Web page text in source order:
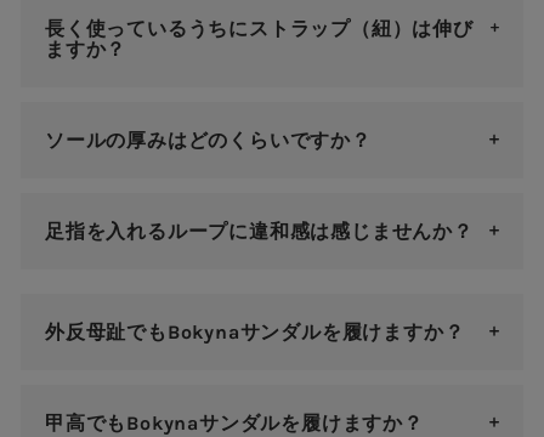
長く使っているうちにストラップ（紐）は伸び
ますか？
ソールの厚みはどのくらいですか？
足指を入れるループに違和感は感じませんか？
外反母趾でもBokynaサンダルを履けますか？
甲高でもBokynaサンダルを履けますか？